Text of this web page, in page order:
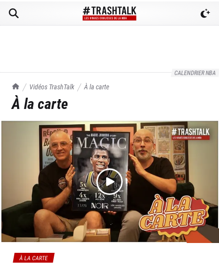
CALENDRIER NBA
TrashTalk Actu NBA
Vidéos TrashTalk À la carte
À la carte
À LA CARTE